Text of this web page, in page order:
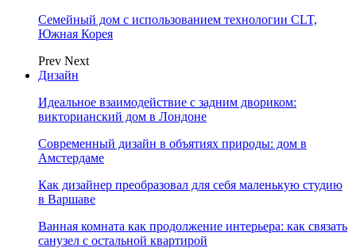
Семейный дом с использованием технологии CLT,
Южная Корея
Prev Next
Дизайн
Идеальное взаимодействие с задним двориком:
викторианский дом в Лондоне
Современный дизайн в объятиях природы: дом в
Амстердаме
Как дизайнер преобразовал для себя маленькую студию
в Варшаве
Ванная комната как продолжение интерьера: как связать
санузел с остальной квартирой